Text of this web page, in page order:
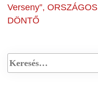
Verseny”, ORSZÁGOS
DÖNTŐ